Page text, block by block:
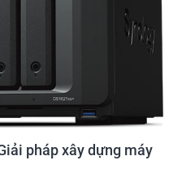
pháp xây dựng máy